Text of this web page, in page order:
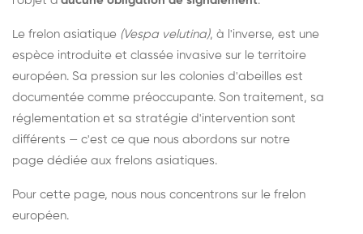
Le frelon asiatique (Vespa velutina), à l'inverse, est une
espèce introduite et classée invasive sur le territoire
européen. Sa pression sur les colonies d'abeilles est
documentée comme préoccupante. Son traitement, sa
réglementation et sa stratégie d'intervention sont
différents — c'est ce que nous abordons sur notre
page dédiée aux frelons asiatiques.
Pour cette page, nous nous concentrons sur le frelon
européen.